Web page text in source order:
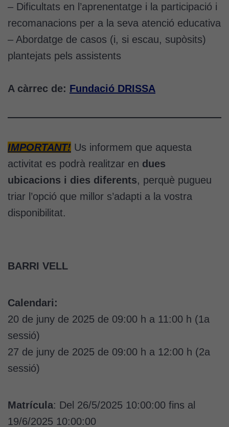
– Dificultats en l’aprenentatge i la participació i
recomanacions per a la seva atenció educativa
– Abordatge de casos (i, si escau, supòsits)
plantejats pels assistents
A càrrec de: Fundació DRISSA
IMPORTANT! Us informem que aquesta
activitat es podrà realitzar en dues
ubicacions i dies diferents, perquè pugueu
triar l’opció que millor s’adapti a la vostra
disponibilitat.
BARRI VELL
Calendari:
20 de juny de 2025 de 09:00 h a 11:00 h (1a
sessió)
27 de juny de 2025 de 09:00 h a 12:00 h (2a
sessió)
Matrícula: Del 26/5/2025 10:00:00 fins al
19/6/2025 10:00:00